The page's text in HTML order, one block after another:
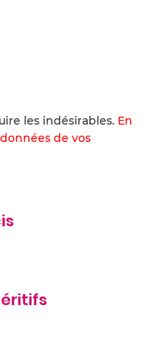
les indésirables. En
de vos